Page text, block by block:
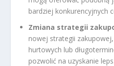
bardziej konkurencyjnych
Zmiana strategii
nowej strategii
hurtowych lub
pozwolić na uzyskanie